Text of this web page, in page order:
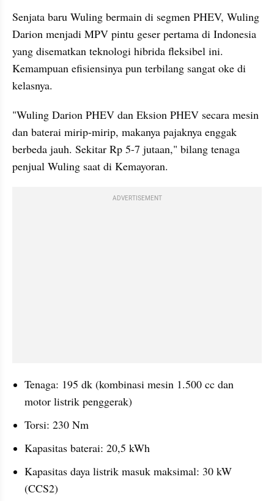
Senjata baru Wuling bermain di segmen PHEV, Wuling
Darion menjadi MPV pintu geser pertama di Indonesia
yang disematkan teknologi hibrida fleksibel ini.
Kemampuan efisiensinya pun terbilang sangat oke di
kelasnya.
"Wuling Darion PHEV dan Eksion PHEV secara mesin
dan baterai mirip-mirip, makanya pajaknya enggak
berbeda jauh. Sekitar Rp 5-7 jutaan," bilang tenaga
penjual Wuling saat di Kemayoran.
ADVERTISEMENT
Tenaga: 195 dk (kombinasi mesin 1.500 cc dan
motor listrik penggerak)
Torsi: 230 Nm
Kapasitas baterai: 20,5 kWh
Kapasitas daya listrik masuk maksimal: 30 kW
(CCS2)